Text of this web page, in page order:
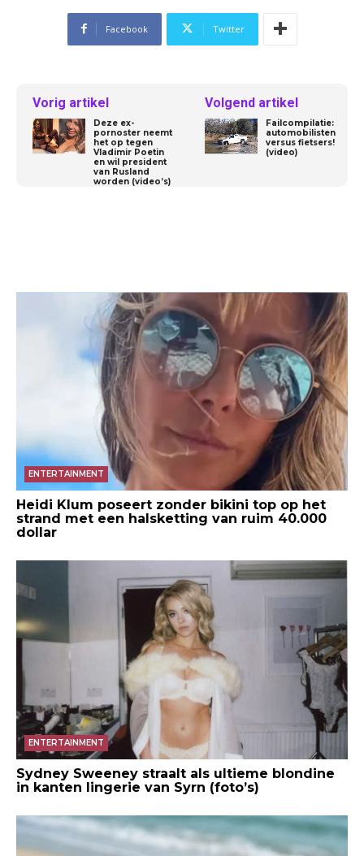
Facebook Twitter
Vorig artikel
Deze ex-
pornoster neemt
het op tegen
Vladimir Poetin
en wil president
van Rusland
worden (video’s)
Volgend artikel
Failcompilatie:
automobilisten
versus fietsers!
(video)
ENTERTAINMENT
Heidi Klum poseert zonder bikini top op het
strand met een halsketting van ruim 40.000
dollar
ENTERTAINMENT
Sydney Sweeney straalt als ultieme blondine
in kanten lingerie van Syrn (foto’s)